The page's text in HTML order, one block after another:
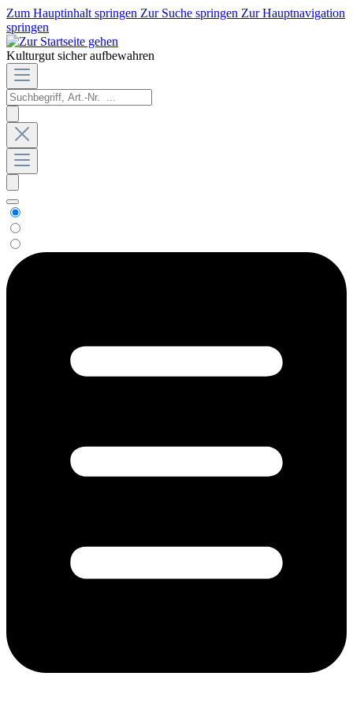
Zum Hauptinhalt springen Zur Suche springen Zur Hauptnavigation
springen
Kulturgut sicher aufbewahren